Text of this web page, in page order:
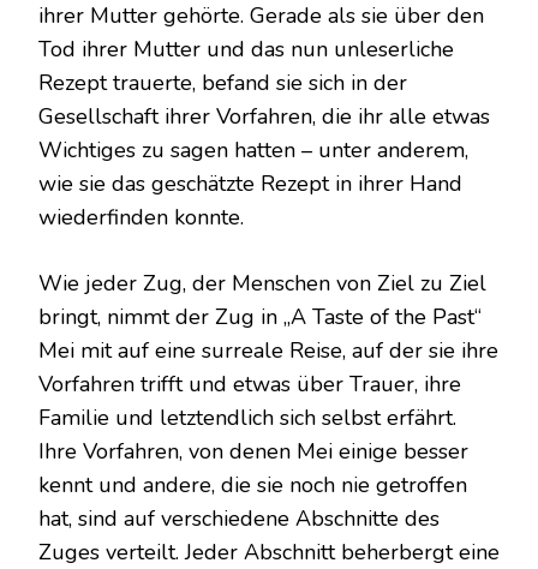
ihrer Mutter gehörte. Gerade als sie über den
Tod ihrer Mutter und das nun unleserliche
Rezept trauerte, befand sie sich in der
Gesellschaft ihrer Vorfahren, die ihr alle etwas
Wichtiges zu sagen hatten – unter anderem,
wie sie das geschätzte Rezept in ihrer Hand
wiederfinden konnte.
Wie jeder Zug, der Menschen von Ziel zu Ziel
bringt, nimmt der Zug in „A Taste of the Past“
Mei mit auf eine surreale Reise, auf der sie ihre
Vorfahren trifft und etwas über Trauer, ihre
Familie und letztendlich sich selbst erfährt.
Ihre Vorfahren, von denen Mei einige besser
kennt und andere, die sie noch nie getroffen
hat, sind auf verschiedene Abschnitte des
Zuges verteilt. Jeder Abschnitt beherbergt eine